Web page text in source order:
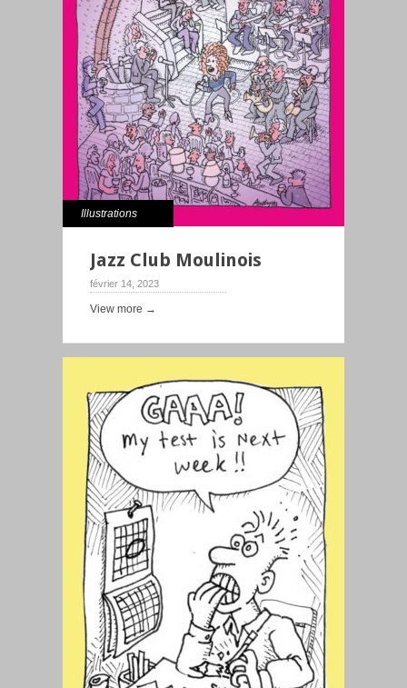
Illustrations
Jazz Club Moulinois
février 14, 2023
View more →